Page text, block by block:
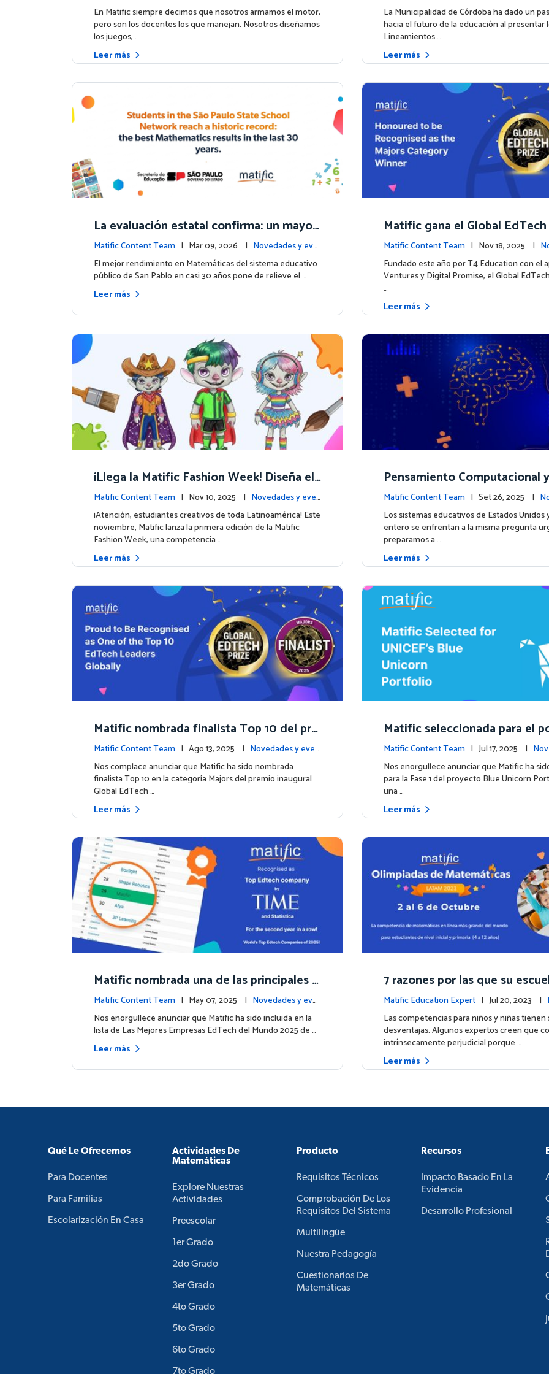
el hito de Northfield School en T4.
os
En Matific siempre decimos que nosotros armamos el motor,
pero son los docentes los que manejan. Nosotros diseñamos
los juegos, …
Leer más
unto a Matific
ntos
La Municipalidad de Córdoba ha dado un
hacia el futuro de la educación al presentar
Lineamientos …
Leer más
La evaluación estatal confirma: un mayor
uso de Matific se asocia con mejores res
ultados en matemáticas
Matific Content Team | Mar 09, 2026 | Novedades y eve
ntos
El mejor rendimiento en Matemáticas del sistema educativo
público de San Pablo en casi 30 años pone de relieve el …
Leer más
Matific gana el Global
to para la educación digital
as
Matific Content Team | Nov 18, 2025 |
tos
Fundado este año por T4 Education con el
Ventures y Digital Promise, el Global
…
Leer más
¡Llega la Matific Fashion Week! Diseña el
próximo look de nuestros personajes
Matific Content Team | Nov 10, 2025 | Novedades y eve
ntos
¡Atención, estudiantes creativos de toda Latinoamérica! Este
noviembre, Matific lanza la primera edición de la Matific
Fashion Week, una competencia …
Leer más
Pensamiento Computacional
ción en Datos: Por qué las
eben liderar el camino
Matific Content Team | Set 26, 2025 |
tos
Los sistemas educativos de Estados Unidos
entero se enfrentan a la misma pregunta
preparamos a …
Leer más
Matific nombrada finalista Top 10 del pre
mio inaugural Global EdTech Prize
Matific Content Team | Ago 13, 2025 | Novedades y even
tos
Nos complace anunciar que Matific ha sido nombrada
finalista Top 10 en la categoría Majors del premio inaugural
Global EdTech …
Leer más
Matific seleccionada para el
e Unicorn de UNICEF:
a etapa
Matific Content Team | Jul 17, 2025 |
os
Nos enorgullece anunciar que Matific ha
para la Fase 1 del proyecto Blue Unicorn
una …
Leer más
Matific nombrada una de las principales e
mpresas EdTech del mundo por TIME en
2025
Matific Content Team | May 07, 2025 | Novedades y eve
ntos
Nos enorgullece anunciar que Matific ha sido incluida en la
lista de Las Mejores Empresas EdTech del Mundo 2025 de …
Leer más
7 razones por las que su
ticipar en las Olimpiadas de
de Matific 2023
Matific Education Expert | Jul 20, 2023 |
entos
Las competencias para niños y niñas tienen
desventajas. Algunos expertos creen que
intrínsecamente perjudicial porque …
Leer más
Qué Le Ofrecemos
Para Docentes
Para Familias
Escolarización En Casa
Actividades De
Matemáticas
Explore Nuestras
Actividades
Preescolar
1er Grado
2do Grado
3er Grado
4to Grado
5to Grado
6to Grado
7to Grado
Producto
Requisitos Técnicos
Comprobación De Los
Requisitos Del Sistema
Multilingüe
Nuestra Pedagogía
Cuestionarios De
Matemáticas
Recursos
Impacto Basado En La
Evidencia
Desarrollo Profesional